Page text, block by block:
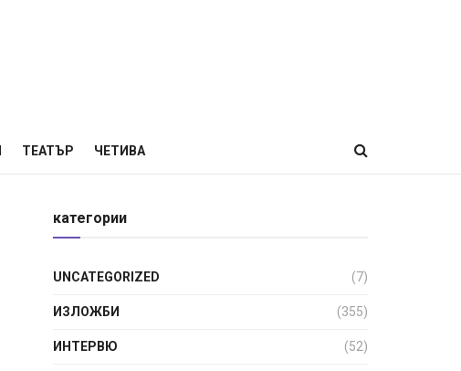
ТЕАТЪР ЧЕТИВА
категории
UNCATEGORIZED (7)
ИЗЛОЖБИ (355)
ИНТЕРВЮ (52)